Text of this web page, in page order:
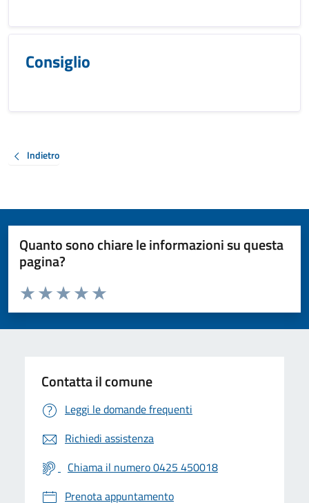
Consiglio
Indietro
Quanto sono chiare le informazioni su questa
pagina?
Valuta da 1 a 5 stelle la pagina
Valuta 5 stelle su 5
Valuta 4 stelle su 5
Valuta 3 stelle su 5
Valuta 2 stelle su 5
Valuta 1 stelle su 5
Contatta il comune
Leggi le domande frequenti
Richiedi assistenza
Chiama il numero 0425 450018
Prenota appuntamento